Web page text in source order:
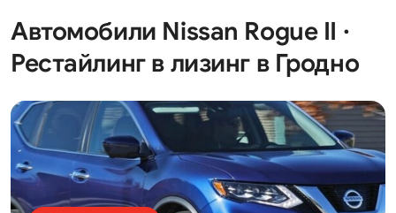
Автомобили Nissan Rogue II ·
Рестайлинг в лизинг в Гродно